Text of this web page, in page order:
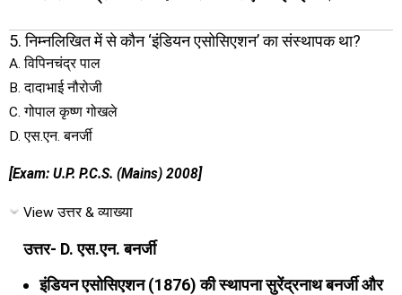
5. निम्नलिखित में से कौन ‘इंडियन एसोसिएशन’ का संस्थापक था?
A. विपिनचंद्र पाल
B. दादाभाई नौरोजी
C. गोपाल कृष्ण गोखले
D. एस.एन. बनर्जी
[Exam: U.P. P.C.S. (Mains) 2008]
View उत्तर & व्याख्या
उत्तर- D. एस.एन. बनर्जी
इंडियन एसोसिएशन (1876) की स्थापना सुरेंद्रनाथ बनर्जी और